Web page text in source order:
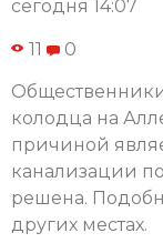
сегодня 14:07
11 0
колодца на
причиной
канализации
решена.
других местах.